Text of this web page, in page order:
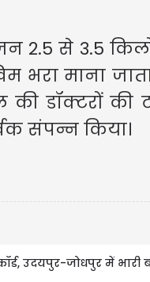
से 3.5 किलो
माना
डॉक्टरों की
संपन्न किया।
उदयपुर-जोधपुर में भारी